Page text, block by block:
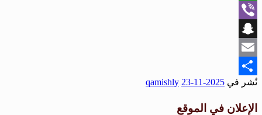
WhatsApp
Viber
Snapchat
Email
Share
نُشر في 2025-11-23
qamishly
الإعلان في الموقع